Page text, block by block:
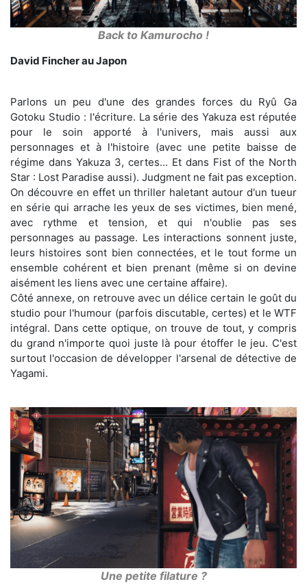
Back to Kamurocho !
David Fincher au Japon
Parlons un peu d'une des grandes forces du Ryû Ga
Gotoku Studio : l'écriture. La série des Yakuza est réputée
pour le soin apporté à l'univers, mais aussi aux
personnages et à l'histoire (avec une petite baisse de
régime dans Yakuza 3, certes... Et dans Fist of the North
Star : Lost Paradise aussi). Judgment ne fait pas exception.
On découvre en effet un thriller haletant autour d'un tueur
en série qui arrache les yeux de ses victimes, bien mené,
avec rythme et tension, et qui n'oublie pas ses
personnages au passage. Les interactions sonnent juste,
leurs histoires sont bien connectées, et le tout forme un
ensemble cohérent et bien prenant (même si on devine
aisément les liens avec une certaine affaire).
Côté annexe, on retrouve avec un délice certain le goût du
studio pour l'humour (parfois discutable, certes) et le WTF
intégral. Dans cette optique, on trouve de tout, y compris
du grand n'importe quoi juste là pour étoffer le jeu. C'est
surtout l'occasion de développer l'arsenal de détective de
Yagami.
Une petite filature ?